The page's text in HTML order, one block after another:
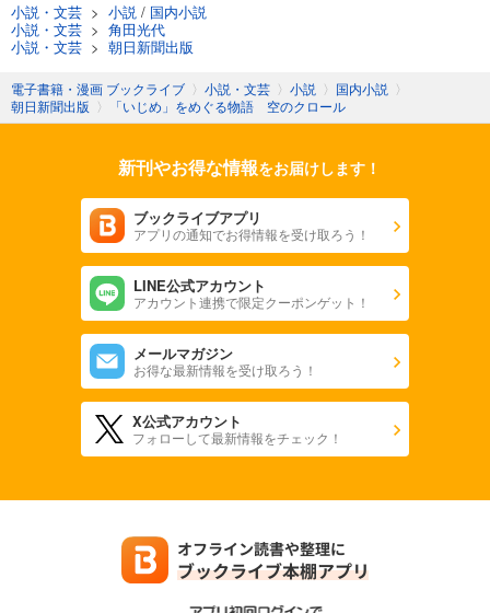
小説・文芸 > 小説 / 国内小説
小説・文芸 > 角田光代
小説・文芸 > 朝日新聞出版
電子書籍・漫画 ブックライブ 〉 小説・文芸 〉 小説 〉 国内小説 〉
朝日新聞出版 〉 「いじめ」をめぐる物語 空のクロール
新刊やお得な情報をお届けします！
ブックライブアプリ
アプリの通知でお得情報を受け取ろう！
LINE公式アカウント
アカウント連携で限定クーポンゲット！
メールマガジン
お得な最新情報を受け取ろう！
X公式アカウント
フォローして最新情報をチェック！